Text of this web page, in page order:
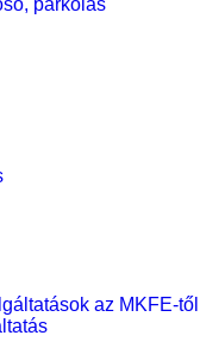
parkolás
az MKFE-től